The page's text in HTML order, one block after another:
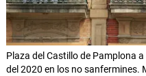
Plaza del Castillo de Pamplona
del 2020 en los no sanfermines.